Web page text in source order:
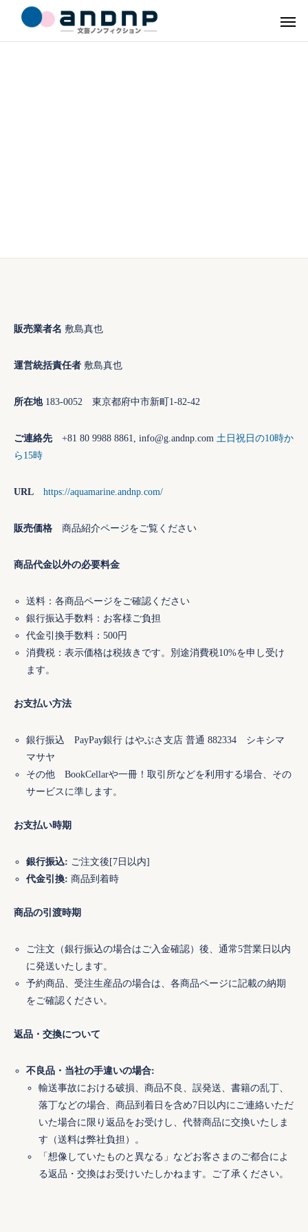
販売業者名 敷島真也
運営統括責任者 敷島真也
所在地183-0052 東京都府中市新町1-82-42
ご連絡先+81 80 9988 8861, info@g.andnp.com 土日祝日の10時か
ら15時
URL https://aquamarine.andnp.com/
販売価格 商品紹介ページをご覧ください
商品代金以外の必要料金
送料：各商品ページをご確認ください
銀行振込手数料：お客様ご負担
代金引換手数料：500円
消費税：表示価格は税抜きです。別途消費税10%を申し受け
ます。
お支払い方法
銀行振込 PayPay銀行 はやぶさ支店 普通 882334 シキシマ
マサヤ
その他 BookCellarや一冊！取引所などを利用する場合、その
サービスに準します。
お支払い時期
銀行振込: ご注文後[7日以内]
代金引換: 商品到着時
商品の引渡時期
ご注文（銀行振込の場合はご入金確認）後、通常5営業日以内
に発送いたします。
予約商品、受注生産品の場合は、各商品ページに記載の納期
をご確認ください。
返品・交換について
不良品・当社の手違いの場合:
輸送事故における破損、商品不良、誤発送、書籍の乱丁、
落丁などの場合、商品到着日を含め7日以内にご連絡いただ
いた場合に限り返品をお受けし、代替商品に交換いたしま
す（送料は弊社負担）。
「想像していたものと異なる」などお客さまのご都合によ
る返品・交換はお受けいたしかねます。ご了承ください。